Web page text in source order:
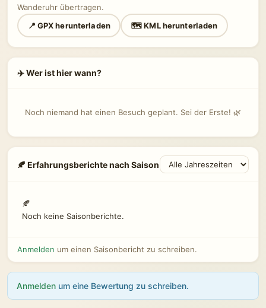
Wanderuhr übertragen.
📍 GPX herunterladen
🗺 KML herunterladen
✈️ Wer ist hier wann?
Noch niemand hat einen Besuch geplant. Sei der Erste! 🌿
🍂 Erfahrungsberichte nach Saison
🍂
Noch keine Saisonberichte.
Anmelden um einen Saisonbericht zu schreiben.
Anmelden um eine Bewertung zu schreiben.